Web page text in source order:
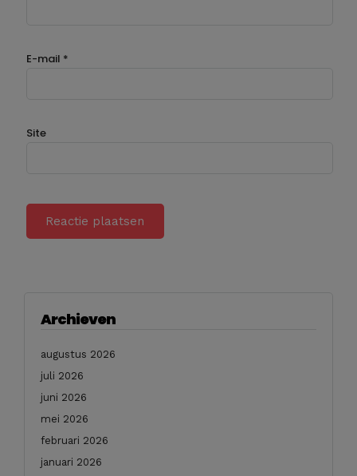
E-mail *
Site
Archieven
augustus 2026
juli 2026
juni 2026
mei 2026
februari 2026
januari 2026